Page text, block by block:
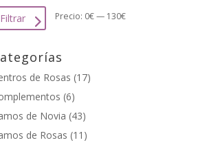
Precio
Precio
Filtrar Precio: 0€— 130€
de Rosas (17)
(6)
de Novia (43)
de Rosas (11)